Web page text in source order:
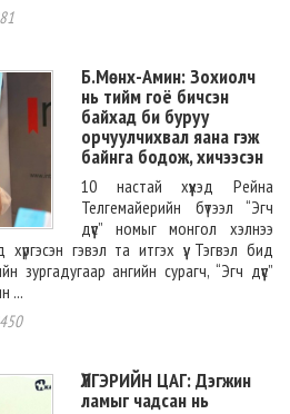
Б.Мөнх-Амин: Зохиолч
нь тийм гоё бичсэн
байхад би буруу
орчуулчихвал яана гэж
байнга бодож, хичээсэн
10 настай хүүхэд Рейна
Телгемайерийн бүтээл “Эгч
дүүс” номыг монгол хэлнээ
хүргэсэн гэвэл та итгэх үү. Тэгвэл бид
зургадугаар ангийн сурагч, “Эгч дүүс”
...
ҮЛГЭРИЙН ЦАГ: Дэгжин
ламыг чадсан нь